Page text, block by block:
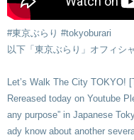
‪#‎東京ぶらり‬ ‪#‎tokyoburari‬
以下「東京ぶらり」オフィシ
Let’s Walk The City TOKYO!
Rereased today on Youtube
any purpose” in Japanese
ady know about another